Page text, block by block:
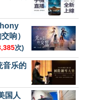
响）
次)
音乐的
国人